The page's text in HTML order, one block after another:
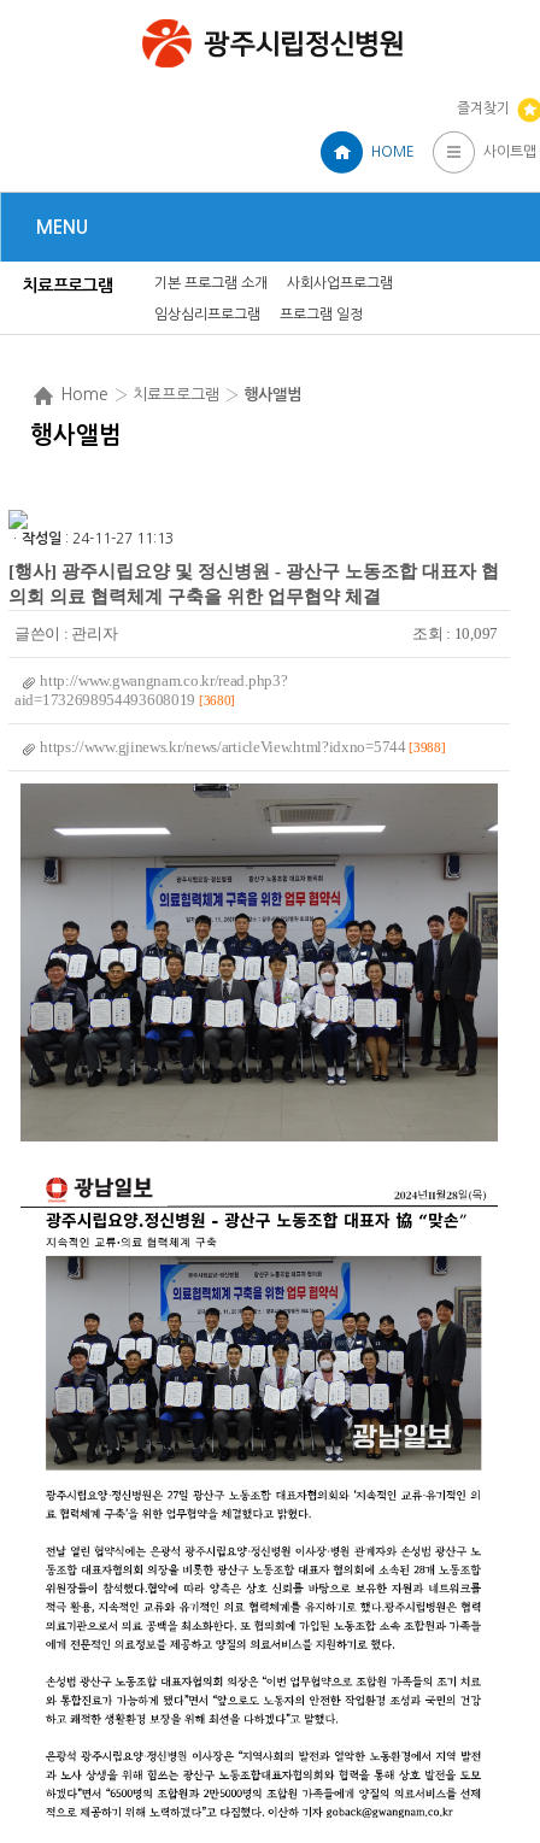
즐겨찾기
HOME 사이트맵
MENU
치료프로그램 기본 프로그램 소개 사회사업프로그램
임상심리프로그램 프로그램 일정
Home › 치료프로그램 › 행사앨범
행사앨범
ㆍ 작성일 : 24-11-27 11:13
[행사] 광주시립요양 및 정신병원 - 광산구 노동조합 대표자 협
의회 의료 협력체계 구축을 위한 업무협약 체결
글쓴이 : 관리자 조회 : 10,097
http://www.gwangnam.co.kr/read.php3?
aid=1732698954493608019 [3680]
https://www.gjinews.kr/news/articleView.html?idxno=5744 [3988]